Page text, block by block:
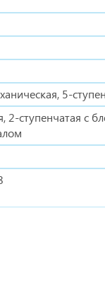
5-
2-ступенчатая с